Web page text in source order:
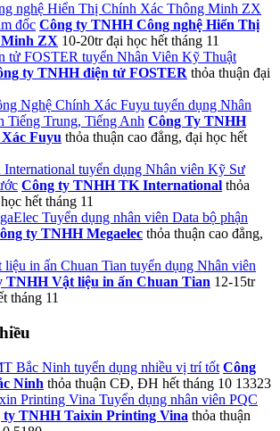
nghệ Hiển Thị Chính Xác Thông Minh ZX
đốc Công ty TNHH Công nghệ Hiển Thị
ZX 10-20tr đại học hết tháng 11
tử FOSTER tuyển Nhân Viên Kỹ Thuật
ty TNHH điện tử FOSTER thỏa thuận đại
Nghệ Chính Xác Fuyu tuyển dụng Nhân
Tiếng Trung, Tiếng Anh Công Ty TNHH
Fuyu thỏa thuận cao đẳng, đại học hết
tuyển dụng Nhân viên Kỹ Sư
Công ty TNHH TK International thỏa
hết tháng 11
Tuyển dụng nhân viên Data bộ phận
ty TNHH Megaelec thỏa thuận cao đẳng,
in ấn Chuan Tian tuyển dụng Nhân viên
TNHH Vật liệu in ấn Chuan Tian 12-15tr
tháng 11
Bắc Ninh tuyển dụng nhiều vị trí tốt Công
Ninh thỏa thuận CĐ, ĐH hết tháng 10 13323
Printing Vina Tuyển dụng nhân viên PQC
ty TNHH Taixin Printing Vina thỏa thuận